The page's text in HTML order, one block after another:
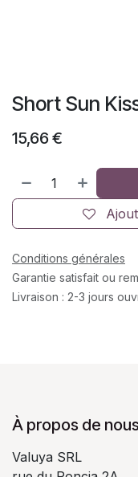
Short Sun
15,66 €
Conditions générales
Garantie satisfait ou
Livraison : 2-3 jours
À propos de nous
Valuya SRL